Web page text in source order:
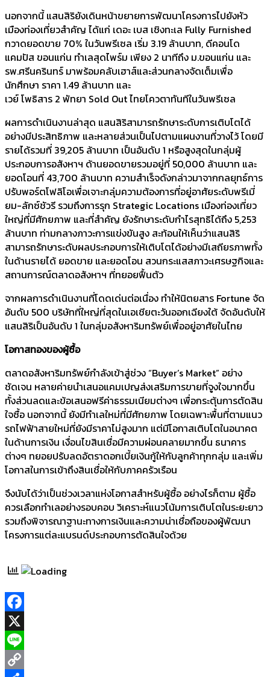
นอกจากนี้ แสนสิริยังเดินหน้าขยายการพัฒนาโครงการไปยังหัว
เมืองท่องเที่ยวสำคัญ ได้แก่ เดอะ เบส เชิงทะเล Fully Furnished
กวาดยอดขาย 70% ในวันพรีเซล เริ่ม 3.19 ล้านบาท, ดีคอนโด
แคมปัส ขอนแก่น ทำเลสุดไพร์ม เพียง 2 นาทีถึง ม.ขอนแก่น และ
รพ.ศรีนครินทร์ มาพร้อมคลับเฮาส์และส่วนกลางจัดเต็มเพื่อ
นักศึกษา ราคา 1.49 ล้านบาท และ
เวย์ โพธิสาร 2 พัทยา Sold Out ไทยโควตาทันทีในวันพรีเซล
ผลการดำเนินงานล่าสุด แสนสิริสามารถรักษาระดับการเติบโตได้
อย่างมีประสิทธิภาพ และหลายส่วนเป็นไปตามแผนงานที่วางไว้ โดยมี
รายได้รวมที่ 39,205 ล้านบาท เป็นอันดับ 1 หรือสูงสุดในกลุ่มผู้
ประกอบการอสังหาฯ ด้านยอดขายรวมอยู่ที่ 50,000 ล้านบาท และ
ยอดโอนที่ 43,700 ล้านบาท ความสำเร็จดังกล่าวมาจากกลยุทธ์การ
ปรับพอร์ตโฟลิโอเพื่อเจาะกลุ่มความต้องการที่อยู่อาศัยระดับพรีเมี่
ยม-ลักซ์ชัวรี รวมถึงการรุก Strategic Locations เมืองท่องเที่ยว
ใหญ่ที่มีศักยภาพ และที่สำคัญ ยังรักษาระดับกำไรสุทธิได้ถึง 5,253
ล้านบาท ท่ามกลางภาวะการแข่งขันสูง สะท้อนให้เห็นว่าแสนสิริ
สามารถรักษาระดับผลประกอบการให้เติบโตได้อย่างมีเสถียรภาพทั้ง
ในด้านรายได้ ยอดขาย และยอดโอน สวนกระแสสภาวะเศรษฐกิจและ
สถานการณ์ตลาดอสังหาฯ ที่ทยอยฟื้นตัว
จากผลการดำเนินงานที่โดดเด่นต่อเนื่อง ทำให้นิตยสาร Fortune จัด
อันดับ 500 บริษัทที่ใหญ่ที่สุดในเอเชียตะวันออกเฉียงใต้ จัดอันดับให้
แสนสิริเป็นอันดับ 1 ในกลุ่มอสังหาริมทรัพย์เพื่ออยู่อาศัยในไทย
โอกาสทองของผู้ซื้อ
ตลาดอสังหาริมทรัพย์กำลังเข้าสู่ช่วง “Buyer’s Market” อย่าง
ชัดเจน หลายค่ายนำเสนอแคมเปญส่งเสริมการขายที่จูงใจมากขึ้น
ทั้งส่วนลดและข้อเสนอฟรีค่าธรรมเนียมต่างๆ เพื่อกระตุ้นการตัดสิน
ใจซื้อ นอกจากนี้ ยังมีทำเลใหม่ที่มีศักยภาพ โดยเฉพาะพื้นที่ตามแนว
รถไฟฟ้าสายใหม่ที่ยังมีราคาไม่สูงมาก แต่มีโอกาสเติบโตในอนาคต
ในด้านการเงิน เงื่อนไขสินเชื่อมีความผ่อนคลายมากขึ้น ธนาคาร
ต่างๆ ทยอยปรับลดอัตราดอกเบี้ยเงินกู้ให้กับลูกค้าทุกกลุ่ม และเพิ่ม
โอกาสในการเข้าถึงสินเชื่อให้กับภาคครัวเรือน
จึงนับได้ว่าเป็นช่วงเวลาแห่งโอกาสสำหรับผู้ซื้อ อย่างไรก็ตาม ผู้ซื้อ
ควรเลือกทำเลอย่างรอบคอบ วิเคราะห์แนวโน้มการเติบโตในระยะยาว
รวมถึงพิจารณาฐานะทางการเงินและความน่าเชื่อถือของผู้พัฒนา
โครงการแต่ละแบรนด์ประกอบการตัดสินใจด้วย
Facebook
X
Line